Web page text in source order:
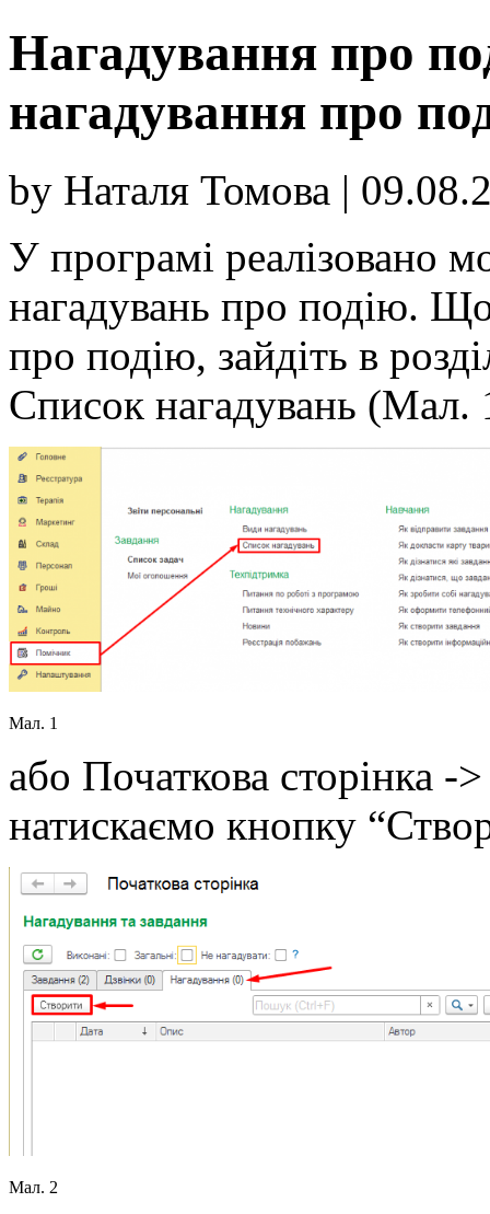
Нагадування про
нагадування про
by Наталя Томова |
У програмі реалізовано
нагадувань про подію.
про подію, зайдіть в
Список нагадувань (Мал.
Мал. 1
або Початкова сторінка -
натискаємо кнопку
Мал. 2